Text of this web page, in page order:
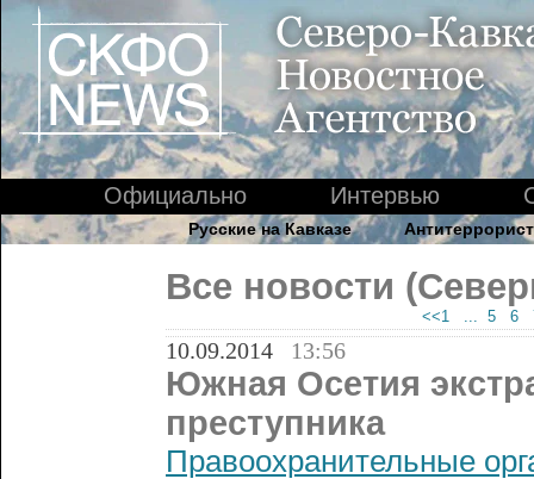
Официально Интервью
Русские на Кавказе
Все новости
<<1 ... 5 6
10.09.2014 13:56
Южная Осетия
преступника
Правоохранительные